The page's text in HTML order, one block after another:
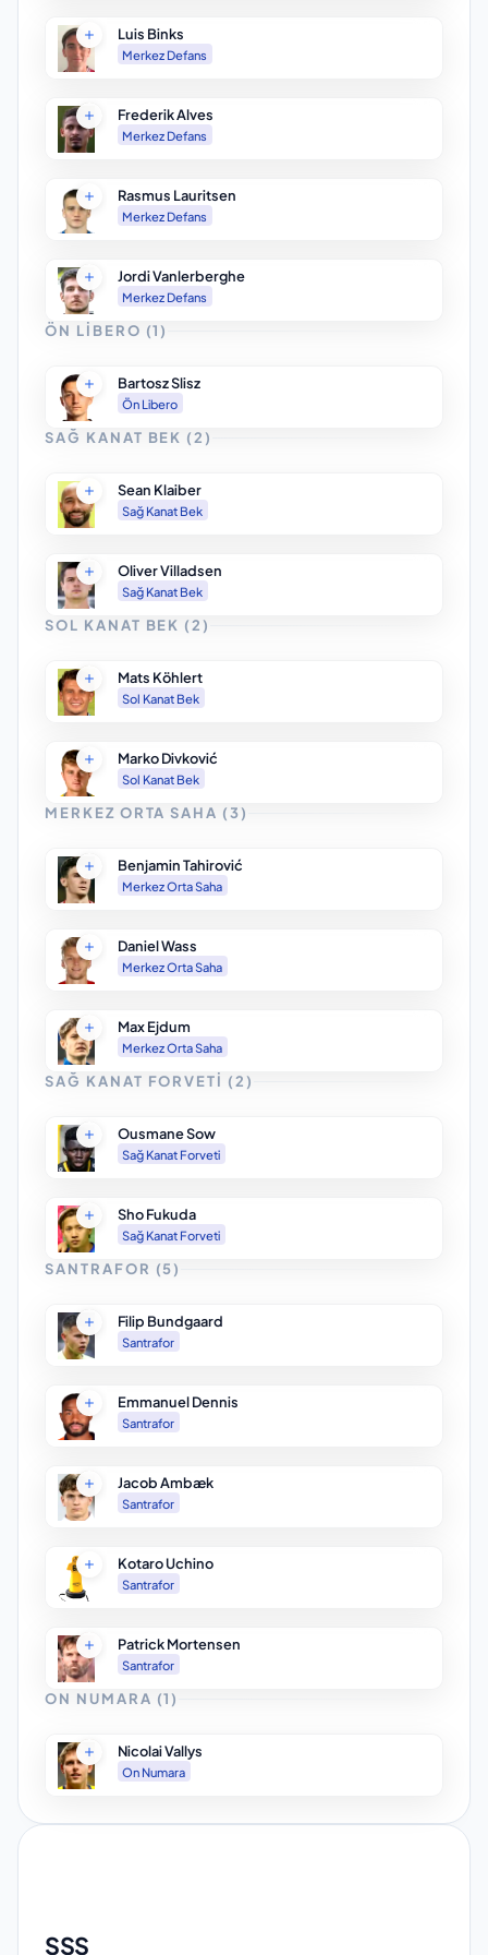
Luis Binks
Merkez Defans
Frederik Alves
Merkez Defans
Rasmus Lauritsen
Merkez Defans
Jordi Vanlerberghe
Merkez Defans
ÖN LIBERO (1)
Bartosz Slisz
Ön Libero
SAĞ KANAT BEK (2)
Sean Klaiber
Sağ Kanat Bek
Oliver Villadsen
Sağ Kanat Bek
SOL KANAT BEK (2)
Mats Köhlert
Sol Kanat Bek
Marko Divković
Sol Kanat Bek
MERKEZ ORTA SAHA (3)
Benjamin Tahirović
Merkez Orta Saha
Daniel Wass
Merkez Orta Saha
Max Ejdum
Merkez Orta Saha
SAĞ KANAT FORVETI (2)
Ousmane Sow
Sağ Kanat Forveti
Sho Fukuda
Sağ Kanat Forveti
SANTRAFOR (5)
Filip Bundgaard
Santrafor
Emmanuel Dennis
Santrafor
Jacob Ambæk
Santrafor
Kotaro Uchino
Santrafor
Patrick Mortensen
Santrafor
ON NUMARA (1)
Nicolai Vallys
On Numara
SSS